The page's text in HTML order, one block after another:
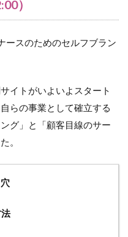
）
ースのためのセルフブラン
イトがいよいよスタート
らの事業として確立する
グ」と「顧客目線のサー
。